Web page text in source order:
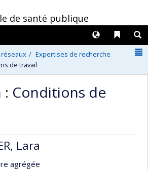
de santé publique
Liens
Langues
Expertises de recherche
de travail
: Conditions de
Lara
agrégée